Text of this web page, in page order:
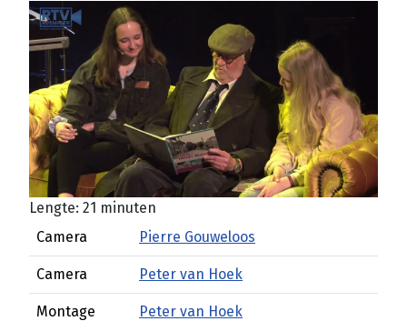
Lengte: 21 minuten
Camera
Pierre Gouweloos
Camera Peter van Hoek
Montage Peter van Hoek